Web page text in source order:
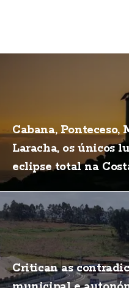
Cabana, Ponteceso,
Laracha, os únicos
eclipse total na
Critican as